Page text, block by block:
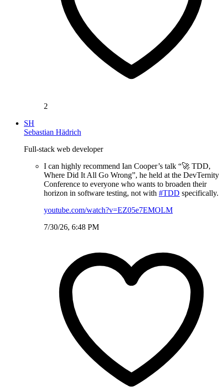
2
SH
Sebastian Hädrich
Full-stack web developer
I can highly recommend Ian Cooper’s talk “🚀 TDD,
Where Did It All Go Wrong”, he held at the DevTernity
Conference to everyone who wants to broaden their
horizon in software testing, not with #TDD specifically.
youtube.com/watch?v=EZ05e7EMOLM
7/30/26, 6:48 PM